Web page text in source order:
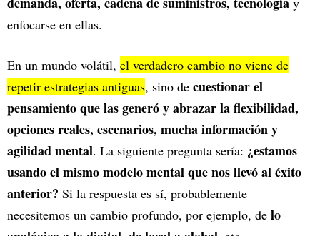
enfocarse en ellas.
En un mundo volátil, el verdadero cambio no viene de
repetir estrategias antiguas, sino de cuestionar el
pensamiento que las generó y abrazar la flexibilidad,
opciones reales, escenarios, mucha información y
agilidad mental. La siguiente pregunta sería: ¿estamos
usando el mismo modelo mental que nos llevó al éxito
anterior? Si la respuesta es sí, probablemente
necesitemos un cambio profundo, por ejemplo, de lo